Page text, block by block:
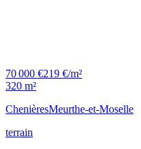
70 000 €219 €/m²
320 m²
ChenièresMeurthe-et-Moselle
terrain